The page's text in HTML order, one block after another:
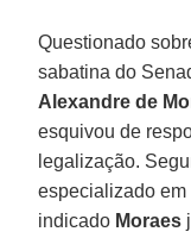
Questionado
sabatina do
Alexandre de
esquivou de
legalização.
especializado
indicado Moraes